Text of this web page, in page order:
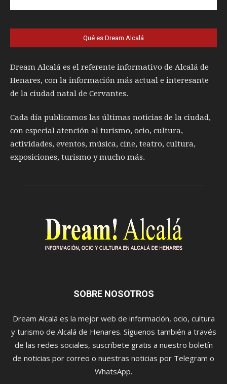
Qué es Dream Alcalá
Dream Alcalá es el referente informativo de Alcalá de
Henares, con la información más actual e interesante
de la ciudad natal de Cervantes.
Cada día publicamos las últimas noticias de la ciudad,
con especial atención al turismo, ocio, cultura,
actividades, eventos, música, cine, teatro, cultura,
exposiciones, turismo y mucho más.
SOBRE NOSOTROS
Dream Alcalá es la mejor web de información, ocio, cultura
y turismo de Alcalá de Henares. Síguenos también a través
de las redes sociales, suscríbete gratis a nuestro boletín
de noticias por correo o nuestras noticias por Telegram o
WhatsApp.